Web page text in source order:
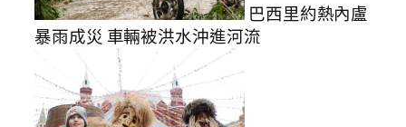
巴西里約熱內盧
暴雨成災 車輛被洪水沖進河流